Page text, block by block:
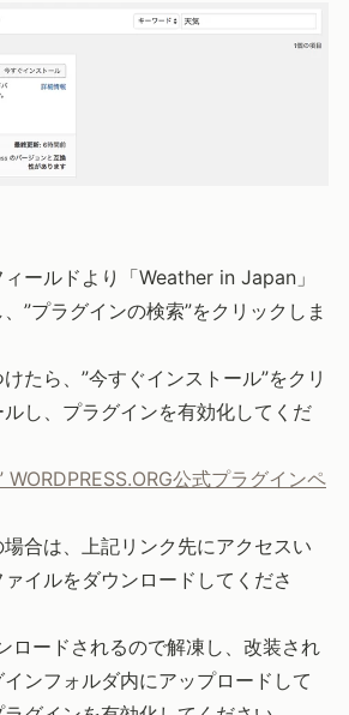
ールドより「Weather in Japan」
”プラグインの検索”をクリックしま
たら、”今すぐインストール”をクリ
し、プラグインを有効化してくだ
公式プラグインペ
合は、上記リンク先にアクセスい
イルをダウンロードしてくださ
ロードされるので解凍し、改装され
ンフォルダ内にアップロードして